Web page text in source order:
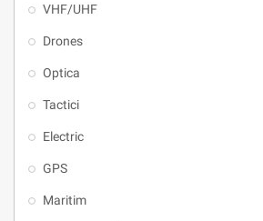
VHF/UHF
Drones
Optica
Tactici
Electric
GPS
Maritim